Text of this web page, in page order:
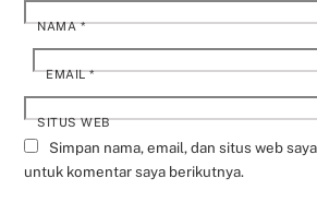
NAMA*
EMAIL*
SITUS WEB
Simpan nama, email, dan situs web
untuk komentar saya berikutnya.